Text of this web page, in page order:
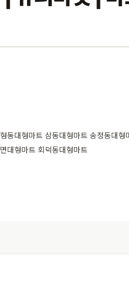
대형마트 삼동대형마트 송정동대
대형마트 회덕동대형마트